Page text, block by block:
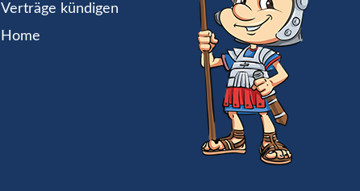
Verträge kündigen
Home